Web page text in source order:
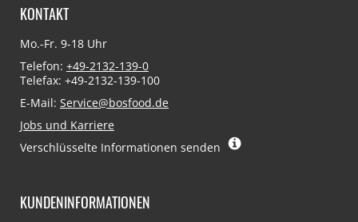
KONTAKT
Mo.-Fr. 9-18 Uhr
Telefon: +49-2132-139-0
Telefax: +49-2132-139-100
E-Mail: Service@bosfood.de
Jobs und Karriere
Verschlüsselte Informationen senden
KUNDENINFORMATIONEN